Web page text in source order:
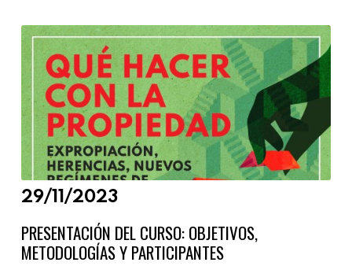
s
t
e
m
a
M
a
d
r
PRESENTACIÓN DEL CURSO: OBJETIVOS,
METODOLOGÍAS Y PARTICIPANTES
29/11/2023